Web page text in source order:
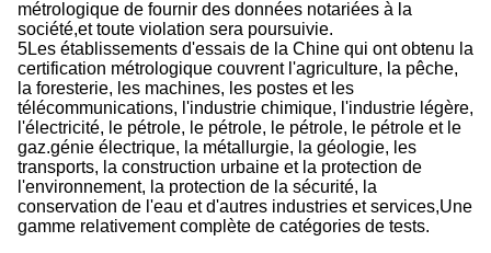
métrologique de fournir des données notariées à la
société,et toute violation sera poursuivie.
5Les établissements d'essais de la Chine qui ont obtenu la
certification métrologique couvrent l'agriculture, la pêche,
la foresterie, les machines, les postes et les
télécommunications, l'industrie chimique, l'industrie légère,
l'électricité, le pétrole, le pétrole, le pétrole, le pétrole et le
gaz.génie électrique, la métallurgie, la géologie, les
transports, la construction urbaine et la protection de
l'environnement, la protection de la sécurité, la
conservation de l'eau et d'autres industries et services,Une
gamme relativement complète de catégories de tests.